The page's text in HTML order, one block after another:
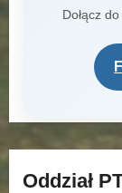
Dołącz
Oddział